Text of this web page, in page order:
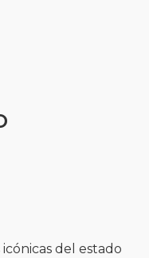
del estado